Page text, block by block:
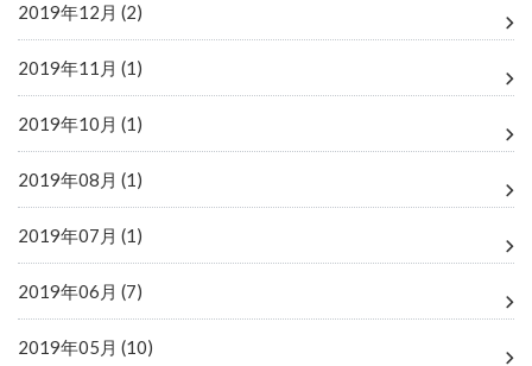
2019年12月 (2)
2019年11月 (1)
2019年10月 (1)
2019年08月 (1)
2019年07月 (1)
2019年06月 (7)
2019年05月 (10)